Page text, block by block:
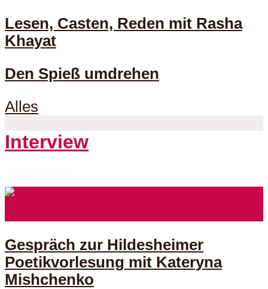
Lesen, Casten, Reden mit Rasha
Khayat
Den Spieß umdrehen
Alles
Interview
Gespräch zur Hildesheimer
Poetikvorlesung mit Kateryna
Mishchenko